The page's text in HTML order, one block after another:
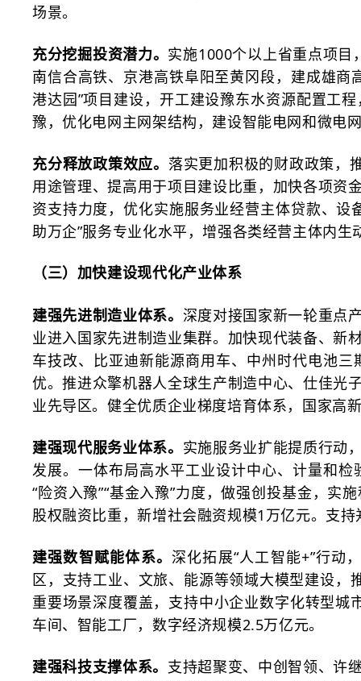
场景。
充分挖掘投资潜力。 实施1000个以上省重点项目
南信合高铁、京港高铁阜阳至黄冈段，建成雄
港达园”项目建设，开工建设豫东水资源配置工
豫，优化电网主网架结构，建设智能电网和微电
充分释放政策效应。 落实更加积极的财政政策，
用途管理、提高用于项目建设比重，加快各项资
资支持力度，优化实施服务业经营主体贷款、
助万企”服务专业化水平，增强各类经营主体内生
（三）加快建设现代化产业体系
建强先进制造业体系。 深度对接国家新一轮重点
业进入国家先进制造业集群。加快现代装备、新
车技改、比亚迪新能源商用车、中州时代电池
优。推进众擎机器人全球生产制造中心、仕佳光
业先导区。健全优质企业梯度培育体系，国家高
建强现代服务业体系。 实施服务业扩能提质行动
发展。一体布局高水平工业设计中心、计量和
“险资入豫”“基金入豫”力度，做强创投基金，
股权融资比重，新增社会融资规模1万亿元。支
建强数智赋能体系。 深化拓展“人工智能+”行动
区，支持工业、文旅、能源等领域大模型建设，
重要场景深度覆盖，支持中小企业数字化转型城
车间、智能工厂，数字经济规模2.5万亿元。
建强科技支撑体系。 支持超聚变、中创智领、许